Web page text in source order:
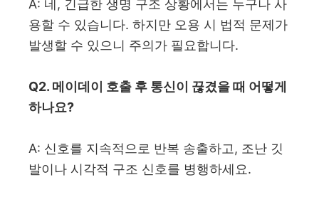
A: 네, 긴급한 생명 구조 상황에서는 누구나 사
용할 수 있습니다. 하지만 오용 시 법적 문제가
발생할 수 있으니 주의가 필요합니다.
Q2. 메이데이 호출 후 통신이 끊겼을 때 어떻게
하나요?
A: 신호를 지속적으로 반복 송출하고, 조난 깃
발이나 시각적 구조 신호를 병행하세요.